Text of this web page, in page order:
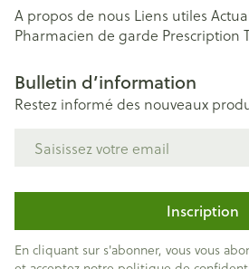
A propos de nous Liens utiles
Pharmacien de garde Prescription
Bulletin d’information
Restez informé des nouveaux
Inscription
En cliquant sur s'abonner, vous vous